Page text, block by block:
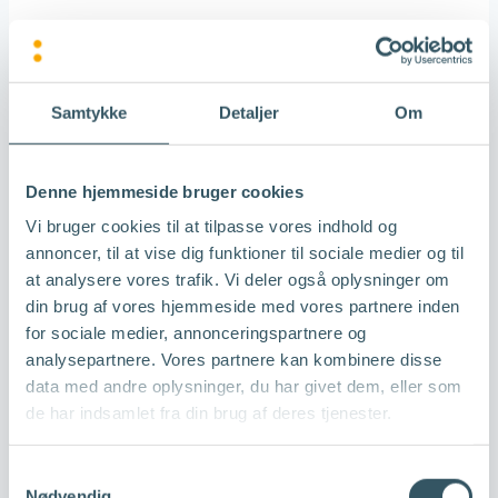
Samtykke Detaljer Om
Denne hjemmeside bruger cookies
Vi bruger cookies til at tilpasse vores indhold og
annoncer, til at vise dig funktioner til sociale medier og til
at analysere vores trafik. Vi deler også oplysninger om
din brug af vores hjemmeside med vores partnere inden
for sociale medier, annonceringspartnere og
analysepartnere. Vores partnere kan kombinere disse
data med andre oplysninger, du har givet dem, eller som
de har indsamlet fra din brug af deres tjenester.